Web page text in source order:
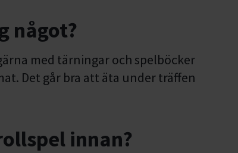
något?
med tärningar och spelböcker
Det går bra att äta under träffen
innan?